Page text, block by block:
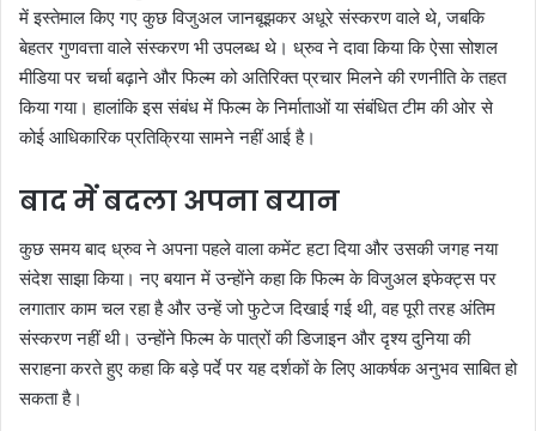
में इस्तेमाल किए गए कुछ विजुअल जानबूझकर अधूरे संस्करण वाले थे, जबकि
बेहतर गुणवत्ता वाले संस्करण भी उपलब्ध थे। ध्रुव ने दावा किया कि ऐसा सोशल
मीडिया पर चर्चा बढ़ाने और फिल्म को अतिरिक्त प्रचार मिलने की रणनीति के तहत
किया गया। हालांकि इस संबंध में फिल्म के निर्माताओं या संबंधित टीम की ओर से
कोई आधिकारिक प्रतिक्रिया सामने नहीं आई है।
बाद में बदला अपना बयान
कुछ समय बाद ध्रुव ने अपना पहले वाला कमेंट हटा दिया और उसकी जगह नया
संदेश साझा किया। नए बयान में उन्होंने कहा कि फिल्म के विजुअल इफेक्ट्स पर
लगातार काम चल रहा है और उन्हें जो फुटेज दिखाई गई थी, वह पूरी तरह अंतिम
संस्करण नहीं थी। उन्होंने फिल्म के पात्रों की डिजाइन और दृश्य दुनिया की
सराहना करते हुए कहा कि बड़े पर्दे पर यह दर्शकों के लिए आकर्षक अनुभव साबित हो
सकता है।